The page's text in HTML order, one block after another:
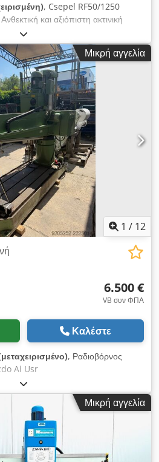
, Csepel RF50/1250
και αξιόπιστη ακτινική
κατασκευαστή „Csepel“,
διακρίνεται για την στιβαρή
για εργαστήρια μεταλλικών
οικιακούς τεχνίτες.
με την πινακίδα τύπου):
Τύπος: RF50 / 1250
/ 380 V) Djdpozninwsfx Ai
ελέγχου: 220 V Λειτουργικό
16 A (με αργή
– καινούργια και
να βρείτε στο ηλεκτρονικό μας
κατόπιν αιτήματος!
Μικρή αγγελία
1 / 12
6.500 €
VB συν ΦΠΑ
Καλέστε
, Ραδιοβόρνος
Ai Usr
Μικρή αγγελία